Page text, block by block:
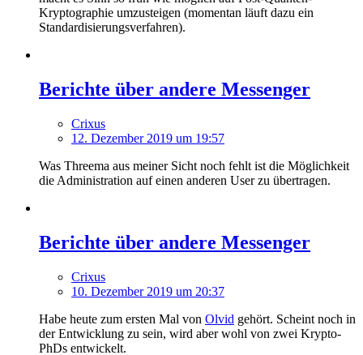
Kryptographie umzusteigen (momentan läuft dazu ein
Standardisierungsverfahren).
Berichte über andere Messenger
Crixus
12. Dezember 2019 um 19:57
Was Threema aus meiner Sicht noch fehlt ist die Möglichkeit
die Administration auf einen anderen User zu übertragen.
Berichte über andere Messenger
Crixus
10. Dezember 2019 um 20:37
Habe heute zum ersten Mal von Olvid gehört. Scheint noch in
der Entwicklung zu sein, wird aber wohl von zwei Krypto-
PhDs entwickelt.